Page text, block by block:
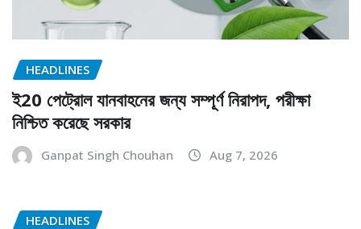
HEADLINES
ই20 পেট্রোল যানবাহনের জন্য সম্পূর্ণ নিরাপদ, পরীক্ষা
নিশ্চিত করেছে সরকার
Ganpat Singh Chouhan Aug 7, 2026
HEADLINES